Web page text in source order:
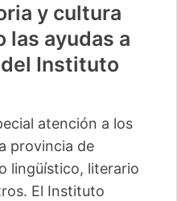
y cultura
las ayudas a
Instituto
atención a los
provincia de
lingüístico, literario
El Instituto